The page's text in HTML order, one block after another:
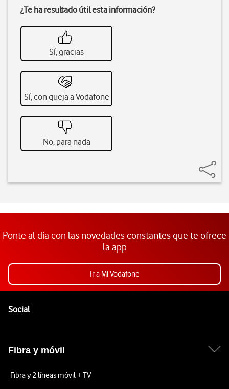
¿Te ha resultado útil esta información?
Sí, gracias
Sí, con queja a Vodafone
No, para nada
Ponte al día con las novedades constantes que te ofrece
la app
Ir a Mi Vodafone
SocialEnlaces a las redes sociales de Vodafone
Fibra y móvil
Fibra y 2 líneas móvil + TV